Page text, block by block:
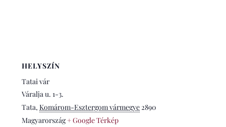
HELYSZÍN
Tatai vár
Váralja u. 1-3.
Tata, Komárom-Esztergom vármegye2890
Magyarország + Google Térkép